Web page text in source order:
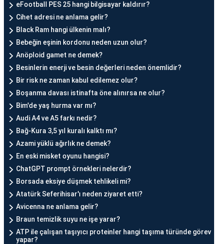
eFootball PES 25 hangi bilgisayar kaldırır?
Cihet adresi ne anlama gelir?
Black Ram hangi ülkenin malı?
Bebeğin eşinin kordonu neden uzun olur?
Anöploid gamet ne demek?
Besinlerin enerji ve besin değerleri neden önemlidir?
Bir risk ne zaman kabul edilemez olur?
Boşanma davası istinafta öne alınırsa ne olur?
Bim'de yaş hurma var mı?
Audi A4 ve A5 farkı nedir?
Bağ-Kura 3,5 yıl kuralı kalktı mı?
Azami yüklü ağırlık ne demek?
En eski misket oyunu hangisi?
ChatGPT prompt örnekleri nelerdir?
Borsada eksiye düşmek tehlikeli mi?
Atatürk Seferihisar'ı neden ziyaret etti?
Avicenna ne anlama gelir?
Braun temizlik suyu ne işe yarar?
ATP ile çalışan taşıyıcı proteinler hangi taşıma türünde görev
yapar?